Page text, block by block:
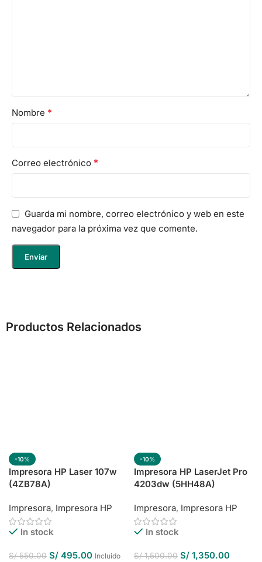
Nombre *
Correo electrónico *
Guarda mi nombre, correo electrónico y web en este
navegador para la próxima vez que comente.
Productos Relacionados
-10%
Impresora HP Laser 107w
(4ZB78A)
Impresora, Impresora HP
In stock
S/550.00 S/ 495.00 Incluido
-10%
Impresora HP LaserJet Pro
4203dw (5HH48A)
Impresora, Impresora HP
In stock
S/1,500.00 S/ 1,350.00